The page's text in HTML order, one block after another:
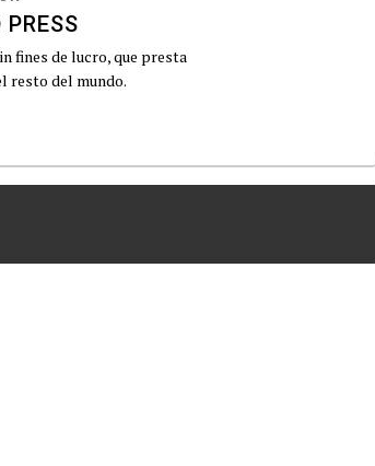
fines de lucro, que presta
resto del mundo.